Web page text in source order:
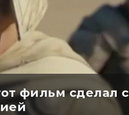
фильм сделал с